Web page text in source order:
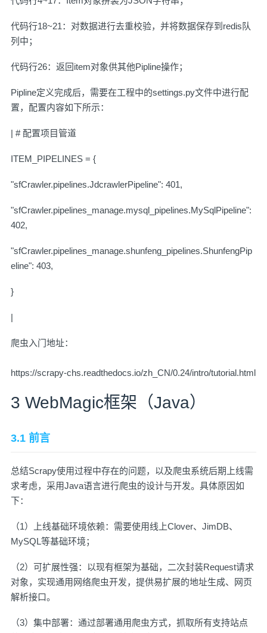
代码行18~21：对数据进行去重校验，并将数据保存到redis队
列中；
代码行26：返回item对象供其他Pipline操作；
Pipline定义完成后，需要在工程中的settings.py文件中进行配
置，配置内容如下所示：
| # 配置项目管道
ITEM_PIPELINES = {
"sfCrawler.pipelines.JdcrawlerPipeline": 401,
"sfCrawler.pipelines_manage.mysql_pipelines.MySqlPipeline":
402,
"sfCrawler.pipelines_manage.shunfeng_pipelines.ShunfengPip
eline": 403,
}
|
爬虫入门地址：
https://scrapy-chs.readthedocs.io/zh_CN/0.24/intro/tutorial.html
3 WebMagic框架（Java）
3.1 前言
总结Scrapy使用过程中存在的问题，以及爬虫系统后期上线需
求考虑，采用Java语言进行爬虫的设计与开发。具体原因如
下：
（1）上线基础环境依赖：需要使用线上Clover、JimDB、
MySQL等基础环境；
（2）可扩展性强：以现有框架为基础，二次封装Request请求
对象，实现通用网络爬虫开发，提供易扩展的地址生成、网页
解析接口。
（3）集中部署：通过部署通用爬虫方式，抓取所有支持站点